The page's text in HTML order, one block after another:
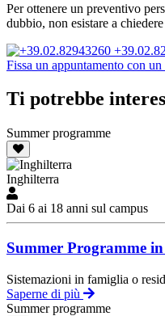
Per ottenere un preventivo
dubbio, non esistare a
Fissa un appuntamento con un
Ti potrebbe
Summer programme
Inghilterra
Dai 6 ai 18 anni sul campus
Summer Programme
Sistemazioni in famiglia o
Saperne di più
Summer programme